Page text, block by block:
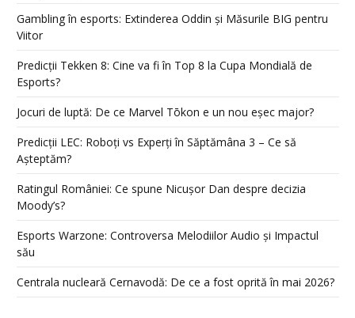
Gambling în esports: Extinderea Oddin și Măsurile BIG pentru
Viitor
Predicții Tekken 8: Cine va fi în Top 8 la Cupa Mondială de
Esports?
Jocuri de luptă: De ce Marvel Tōkon e un nou eșec major?
Predicții LEC: Roboți vs Experți în Săptămâna 3 – Ce să
Așteptăm?
Ratingul României: Ce spune Nicușor Dan despre decizia
Moody’s?
Esports Warzone: Controversa Melodiilor Audio și Impactul
său
Centrala nucleară Cernavodă: De ce a fost oprită în mai 2026?